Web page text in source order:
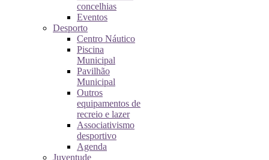
concelhias
Eventos
Desporto
Centro Náutico
Piscina
Municipal
Pavilhão
Municipal
Outros
equipamentos de
recreio e lazer
Associativismo
desportivo
Agenda
Juventude